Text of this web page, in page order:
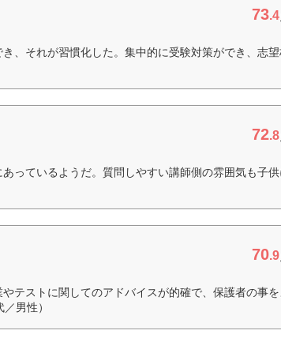
73.4
、それが習慣化した。集中的に受験対策ができ、志望
72.8
っているようだ。質問しやすい講師側の雰囲気も子供
70.9
テストに関してのアドバイスが的確で、保護者の事を
男性）